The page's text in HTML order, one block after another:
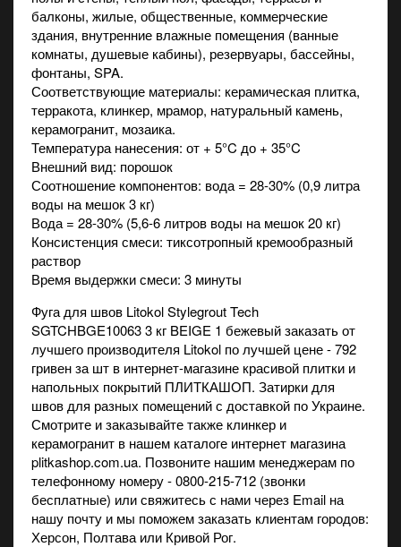
балконы, жилые, общественные, коммерческие
здания, внутренние влажные помещения (ванные
комнаты, душевые кабины), резервуары, бассейны,
фонтаны, SPA.
Соответствующие материалы: керамическая плитка,
терракота, клинкер, мрамор, натуральный камень,
керамогранит, мозаика.
Температура нанесения: от + 5°C до + 35°C
Внешний вид: порошок
Соотношение компонентов: вода = 28-30% (0,9 литра
воды на мешок 3 кг)
Вода = 28-30% (5,6-6 литров воды на мешок 20 кг)
Консистенция смеси: тиксотропный кремообразный
раствор
Время выдержки смеси: 3 минуты
Фуга для швов Litokol Stylegrout Tech
SGTCHBGE10063 3 кг BEIGE 1 бежевый заказать от
лучшего производителя Litokol по лучшей цене - 792
гривен за шт в интернет-магазине красивой плитки и
напольных покрытий ПЛИТКАШОП. Затирки для
швов для разных помещений с доставкой по Украине.
Смотрите и заказывайте также клинкер и
керамогранит в нашем каталоге интернет магазина
plitkashop.com.ua. Позвоните нашим менеджерам по
телефонному номеру - 0800-215-712 (звонки
бесплатные) или свяжитесь с нами через Email на
нашу почту и мы поможем заказать клиентам городов:
Херсон, Полтава или Кривой Рог.